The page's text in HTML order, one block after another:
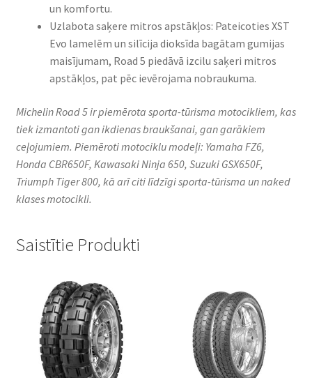
un komfortu.
Uzlabota saķere mitros apstākļos: Pateicoties XST
Evo lamelēm un silīcija dioksīda bagātam gumijas
maisījumam, Road 5 piedāvā izcilu saķeri mitros
apstākļos, pat pēc ievērojama nobraukuma.
Michelin Road 5 ir piemērota sporta-tūrisma motocikliem, kas
tiek izmantoti gan ikdienas braukšanai, gan garākiem
ceļojumiem. Piemēroti motociklu modeļi: Yamaha FZ6,
Honda CBR650F, Kawasaki Ninja 650, Suzuki GSX650F,
Triumph Tiger 800, kā arī citi līdzīgi sporta-tūrisma un naked
klases motocikli.
Saistītie Produkti